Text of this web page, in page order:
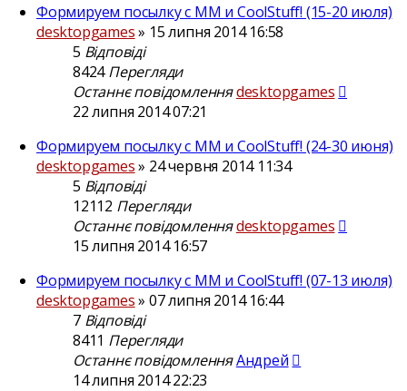
Формируем посылку с ММ и CoolStuff! (15-20 июля)
desktopgames» 15 липня 2014 16:58
5 Відповіді
8424Перегляди
Останнє повідомленняdesktopgames
22 липня 2014 07:21
Формируем посылку с ММ и CoolStuff! (24-30 июня)
desktopgames» 24 червня 2014 11:34
5 Відповіді
12112 Перегляди
Останнє повідомленняdesktopgames
15 липня 2014 16:57
Формируем посылку с ММ и CoolStuff! (07-13 июля)
desktopgames»07 липня 2014 16:44
7 Відповіді
8411 Перегляди
Останнє повідомленняАндрей
14 липня 2014 22:23